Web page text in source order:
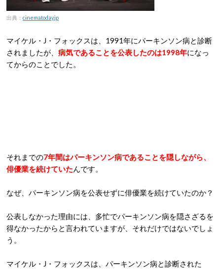
出典： cinematoday.jp
マイケル・J・フォックスは、1991年にパーキンソン病と診断
されましたが、 病気であることを公表したのは1998年になっ
てからのことでした。
それまでの7年間はパーキンソン病であることを隠しながら、
俳優業を続けていたんです。
なぜ、パーキンソン病を公表せずに俳優業を続けていたのか？
公表しなかった理由には、多忙でパーキンソン病を隠さざるを
得なかったからと言われていますが、それだけではないでしょ
う。
マイケル・J・フォックスは、パーキンソン病と診断された